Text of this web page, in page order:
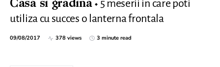
Casa si gradina
5 meserii in care poti
utiliza cu succes o lanterna frontala
09/08/2017 378 views 3 minute read